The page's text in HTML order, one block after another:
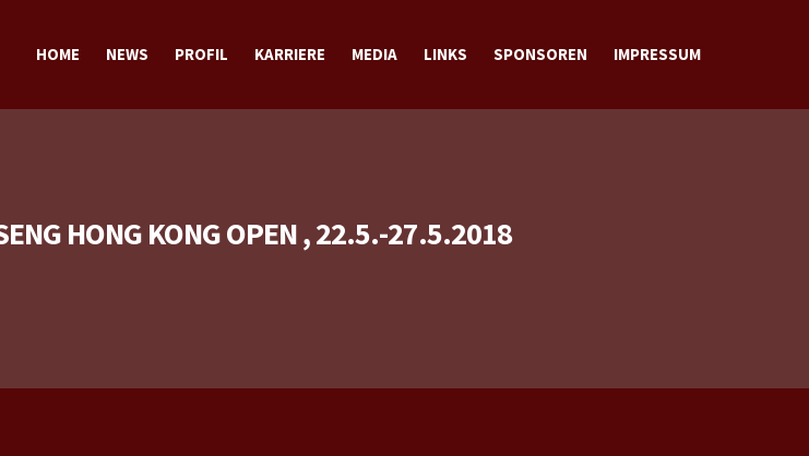
HOME NEWS PROFIL KARRIERE MEDIA LINKS SPONSOREN IMPRESSUM
HONG KONG OPEN , 22.5.-27.5.2018